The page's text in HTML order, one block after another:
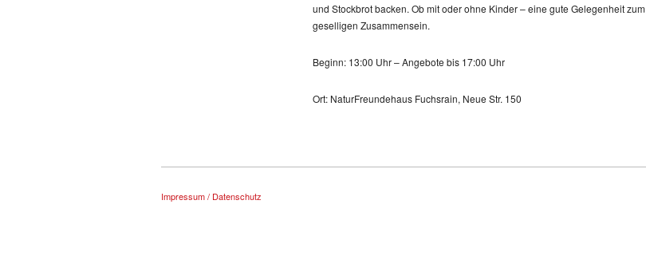
und Stockbrot backen. Ob mit oder ohne Kinder – eine gute Gelegenheit zum
geselligen Zusammensein.
Beginn: 13:00 Uhr – Angebote bis 17:00 Uhr
Ort: NaturFreundehaus Fuchsrain, Neue Str. 150
Impressum / Datenschutz